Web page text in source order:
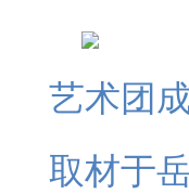
艺术团
取材于